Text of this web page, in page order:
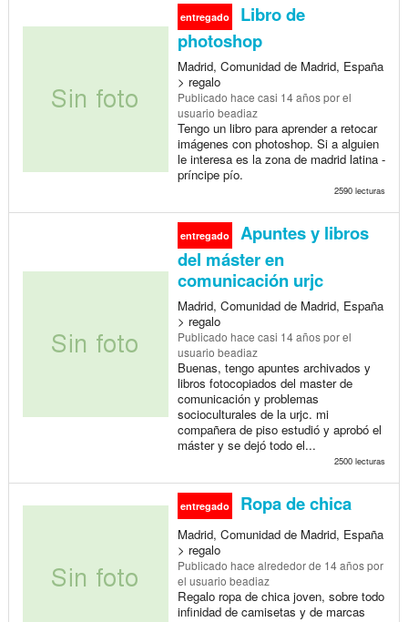
entregado
Libro de
photoshop
Madrid, Comunidad de Madrid, España
> regalo
Publicado hace casi 14 añospor el
usuario beadiaz
Tengo un libro para aprender a retocar
imágenes con photoshop. Si a alguien
le interesa es la zona de madrid latina -
príncipe pío.
2590 lecturas
entregado
Apuntes y libros
del máster en
comunicación urjc
Madrid, Comunidad de Madrid, España
> regalo
Publicado hace casi 14 añospor el
usuario beadiaz
Buenas, tengo apuntes archivados y
libros fotocopiados del master de
comunicación y problemas
socioculturales de la urjc. mi
compañera de piso estudió y aprobó el
máster y se dejó todo el...
2500 lecturas
entregado Ropa de chica
Madrid, Comunidad de Madrid, España
> regalo
Publicado hace alrededor de 14 añospor
el usuario beadiaz
Regalo ropa de chica joven, sobre todo
infinidad de camisetas y de marcas